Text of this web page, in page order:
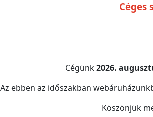
Céges
Cégünk2026.
Az ebben az időszakban
Köszönjük